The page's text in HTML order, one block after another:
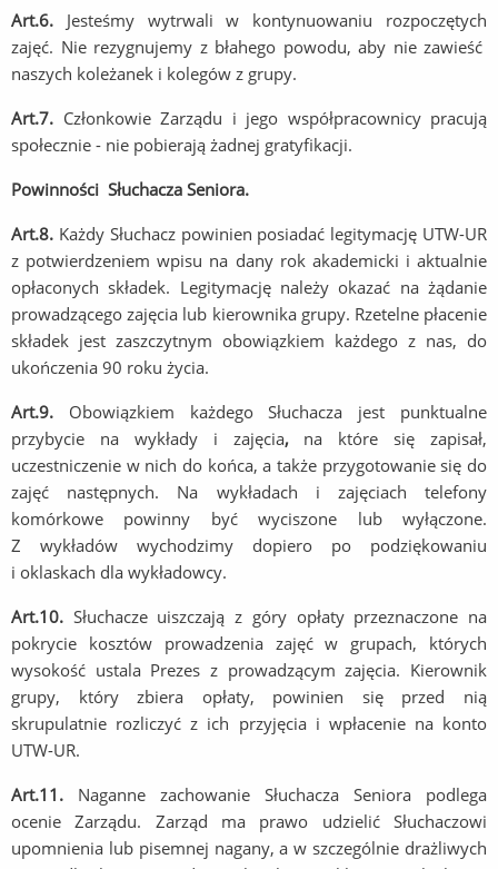
Art.6. Jesteśmy wytrwali w kontynuowaniu rozpoczętych
zajęć. Nie rezygnujemy z błahego powodu, aby nie zawieść
naszych koleżanek i kolegów z grupy.
Art.7. Członkowie Zarządu i jego współpracownicy pracują
społecznie - nie pobierają żadnej gratyfikacji.
Powinności Słuchacza Seniora.
Art.8. Każdy Słuchacz powinien posiadać legitymację UTW-UR
z potwierdzeniem wpisu na dany rok akademicki i aktualnie
opłaconych składek. Legitymację należy okazać na żądanie
prowadzącego zajęcia lub kierownika grupy. Rzetelne płacenie
składek jest zaszczytnym obowiązkiem każdego z nas, do
ukończenia 90 roku życia.
Art.9. Obowiązkiem każdego Słuchacza jest punktualne
przybycie na wykłady i zajęcia,na które się zapisał,
uczestniczenie w nich do końca, a także przygotowanie się do
zajęć następnych. Na wykładach i zajęciach telefony
komórkowe powinny być wyciszone lub wyłączone.
Z wykładów wychodzimy dopiero po podziękowaniu
i oklaskach dla wykładowcy.
Art.10. Słuchacze uiszczają z góry opłaty przeznaczone na
pokrycie kosztów prowadzenia zajęć w grupach, których
wysokość ustala Prezes z prowadzącym zajęcia. Kierownik
grupy, który zbiera opłaty, powinien się przed nią
skrupulatnie rozliczyć z ich przyjęcia i wpłacenie na konto
UTW-UR.
Art.11. Naganne zachowanie Słuchacza Seniora podlega
ocenie Zarządu. Zarząd ma prawo udzielić Słuchaczowi
upomnienia lub pisemnej nagany, a w szczególnie drażliwych